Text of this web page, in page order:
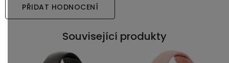
PŘIDAT HODNOCENÍ
Související produkty